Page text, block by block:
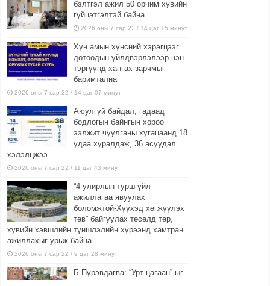
бэлтгэл ажил 50 орчим хувийн
гүйцэтгэлтэй байна
2026 оны 7 сар 22 / 14 цаг 15 минут
Хүн амын хүнсний хэрэгцээг
дотоодын үйлдвэрлэлээр нэн
тэргүүнд хангах зарчмыг
баримтална
2026 оны 7 сар 22 / 14 цаг 07 минут
Аюулгүй байдал, гадаад
бодлогын байнгын хороо
ээлжит чуулганы хугацаанд 18
удаа хуралдаж, 36 асуудал
хэлэлцжээ
2026 оны 7 сар 22 / 11 цаг 43 минут
“4 улирлын турш үйл
ажиллагаа явуулах
боломжтой-Хүүхэд хөгжүүлэх
төв” байгуулах төсөлд төр,
хувийн хэвшлийн түншлэлийн хүрээнд хамтран
ажиллахыг урьж байна
2026 оны 7 сар 22 / 9 цаг 28 минут
Б.Пүрэвдагва: “Урт цагаан”-ыг